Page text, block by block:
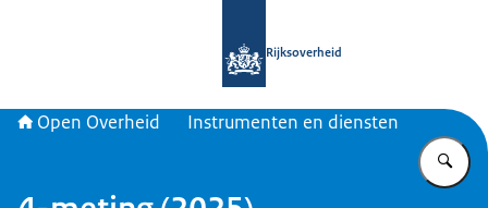
Rijksoverheid
Open Overheid Instrumenten en diensten